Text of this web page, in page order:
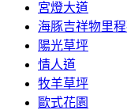
宮燈大道
海豚吉祥物里
陽光草坪
情人道
牧羊草坪
歐式花園